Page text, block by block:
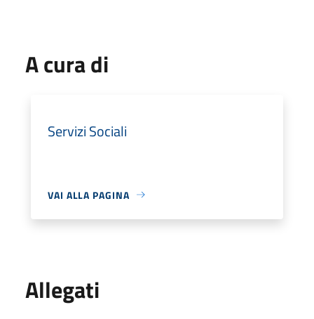
A cura di
Servizi Sociali
VAI ALLA PAGINA
Allegati